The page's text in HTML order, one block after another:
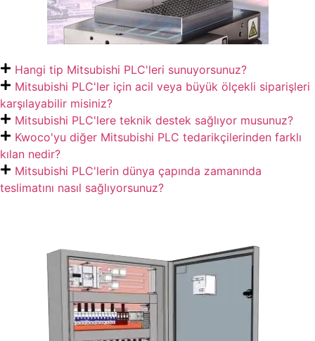
Hangi tip Mitsubishi PLC'leri sunuyorsunuz?
Mitsubishi PLC'ler için acil veya büyük ölçekli siparişleri
karşılayabilir misiniz?
Mitsubishi PLC'lere teknik destek sağlıyor musunuz?
Kwoco'yu diğer Mitsubishi PLC tedarikçilerinden farklı
kılan nedir?
Mitsubishi PLC'lerin dünya çapında zamanında
teslimatını nasıl sağlıyorsunuz?